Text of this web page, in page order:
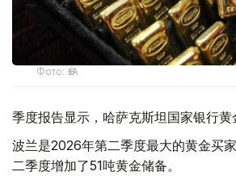
Фото: ӨзА
季度报告显示，哈萨克斯坦国家银行黄
波兰是2026年第二季度最大的黄金买
二季度增加了51吨黄金储备。